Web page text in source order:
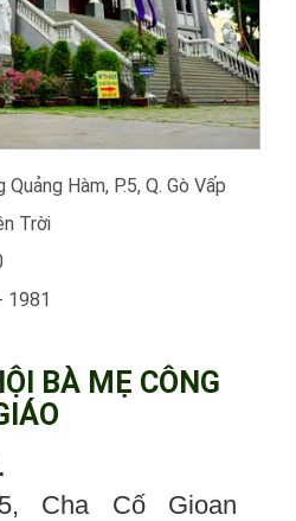
Hàm, P.5, Q. Gò Vấp
Trời
1981
BÀ MẸ CÔNG
Cha Cố Gioan